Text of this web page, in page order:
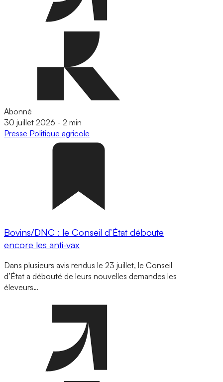
Abonné
30 juillet 2026 - 2 min
Presse Politique agricole
Bovins/DNC : le Conseil d’État déboute
encore les anti-vax
Dans plusieurs avis rendus le 23 juillet, le Conseil
d’État a débouté de leurs nouvelles demandes les
éleveurs…